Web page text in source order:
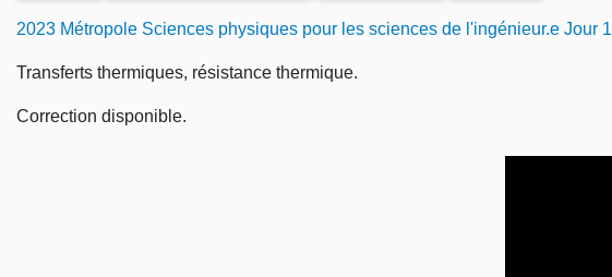
2023 Métropole Sciences physiques pour les sciences de l'ingénieur.e Jour 1
Transferts thermiques, résistance thermique.
Correction disponible.